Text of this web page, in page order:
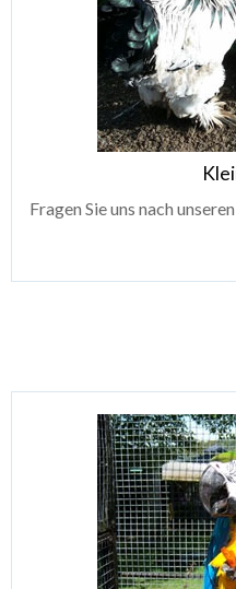
Fragen Sie uns nach